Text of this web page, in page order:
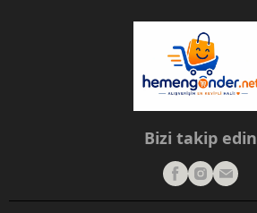
Bizi takip edin